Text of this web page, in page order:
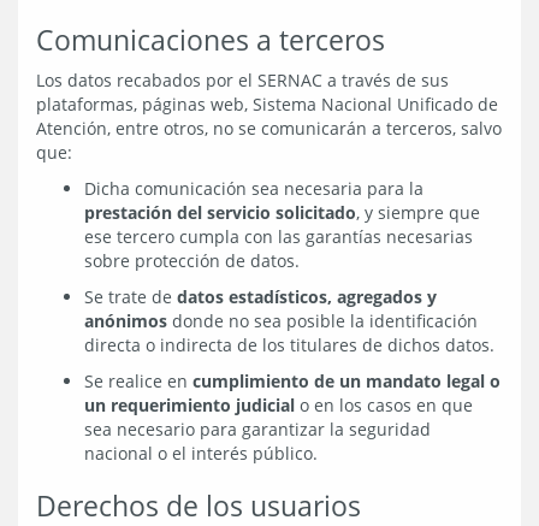
Comunicaciones a terceros
Los datos recabados por el SERNAC a través de sus
plataformas, páginas web, Sistema Nacional Unificado de
Atención, entre otros, no se comunicarán a terceros, salvo
que:
Dicha comunicación sea necesaria para la
prestación del servicio solicitado, y siempre que
ese tercero cumpla con las garantías necesarias
sobre protección de datos.
Se trate de datos estadísticos, agregados y
anónimos donde no sea posible la identificación
directa o indirecta de los titulares de dichos datos.
Se realice en cumplimiento de un mandato legal o
un requerimiento judicial o en los casos en que
sea necesario para garantizar la seguridad
nacional o el interés público.
Derechos de los usuarios